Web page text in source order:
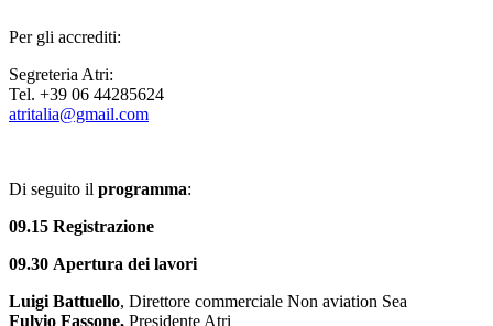
Per gli accrediti:
Segreteria Atri:
Tel. +39 06 44285624
atritalia@gmail.com
Di seguito il programma:
09.15 Registrazione
09.30 Apertura dei lavori
Luigi Battuello, Direttore commerciale Non aviation Sea
Fulvio Fassone, Presidente Atri